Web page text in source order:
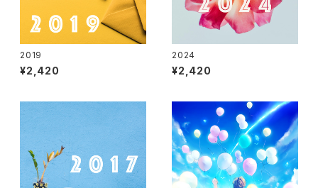
2019
¥2,420
2024
¥2,420